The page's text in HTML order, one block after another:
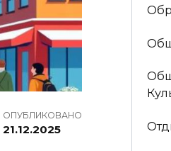
ОПУБЛИКОВАНО
21.12.2025